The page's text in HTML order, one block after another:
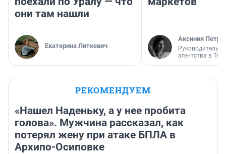
они там нашли
Екатерина Литкевич
Аксиния
Руководитель
агентства в
РЕКОМЕНДУЕМ
«Нашел Наденьку, а у нее пробита
голова». Мужчина рассказал, как
потерял жену при атаке БПЛА в
Архипо-Осиповке